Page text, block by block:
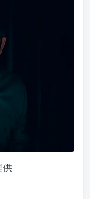
供